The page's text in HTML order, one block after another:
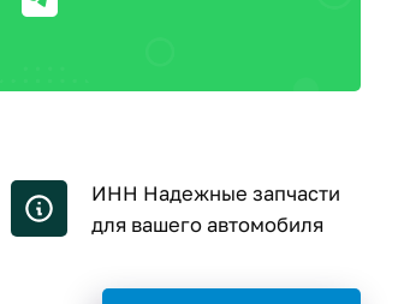
ИНН Надежные запчасти
для вашего автомобиля